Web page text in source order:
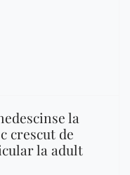
la
crescut de
la adult